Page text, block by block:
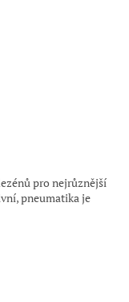
pro nejrůznější
pneumatika je